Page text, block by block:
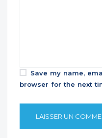
Save my name,
browser for the next